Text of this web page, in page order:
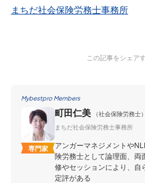
まちだ社会保険労務士事務所
この記事をシェア
Mybestpro Members
専門家
町田仁美
（社会保険労務士）
まちだ社会保険労務士事務所
アンガーマネジメントや
険労務士として論理面、両
修やセッションにより、自
定評がある